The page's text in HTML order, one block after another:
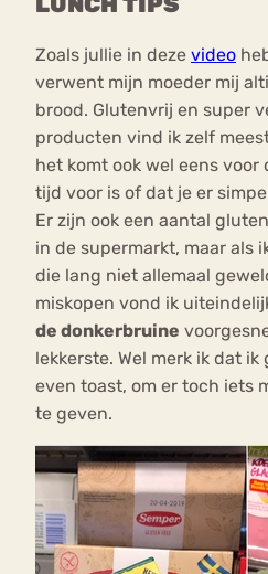
Zoals jullie in deze video
verwent mijn moeder mij
brood. Glutenvrij en super
producten vind ik zelf
het komt ook wel eens voor
tijd voor is of dat je er
Er zijn ook een aantal
in de supermarkt, maar als
die lang niet allemaal
miskopen vond ik
de donkerbruine
lekkerste. Wel merk ik dat
even toast, om er toch iets
te geven.